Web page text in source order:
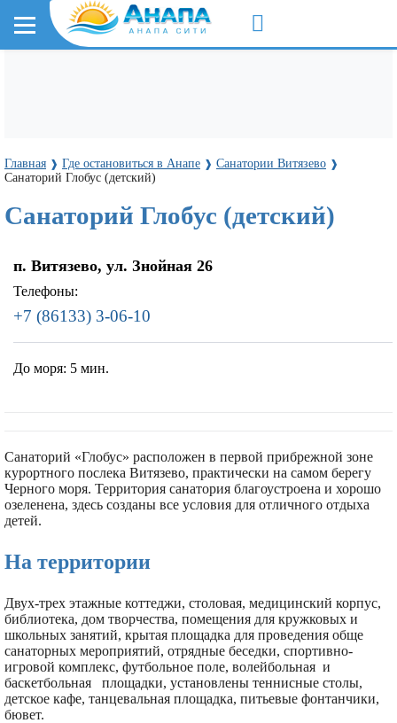
Главная ❱ Где остановиться в Анапе ❱ Санатории Витязево ❱
Санаторий Глобус (детский)
Санаторий Глобус (детский)
п. Витязево, ул. Знойная 26
Телефоны:
+7 (86133) 3-06-10
До моря: 5 мин.
Санаторий «Глобус» расположен в первой прибрежной зоне
курортного послека Витязево, практически на самом берегу
Черного моря. Территория санатория благоустроена и хорошо
озеленена, здесь созданы все условия для отличного отдыха
детей.
На территории
Двух-трех этажные коттеджи, столовая, медицинский корпус,
библиотека, дом творчества, помещения для кружковых и
школьных занятий, крытая площадка для проведения обще
санаторных мероприятий, отрядные беседки, спортивно-
игровой комплекс, футбольное поле, волейбольная и
баскетбольная площадки, установлены теннисные столы,
детское кафе, танцевальная площадка, питьевые фонтанчики,
бювет.